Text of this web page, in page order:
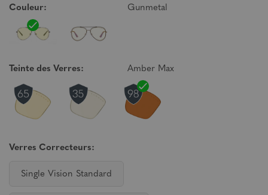
Couleur: Gunmetal
Teinte des Verres: Amber Max
Verres Correcteurs:
Single Vision Standard